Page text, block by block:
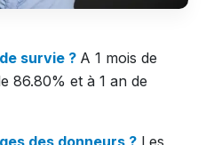
survie ? A 1 mois de
86.80% et à 1 an de
des donneurs ? Les